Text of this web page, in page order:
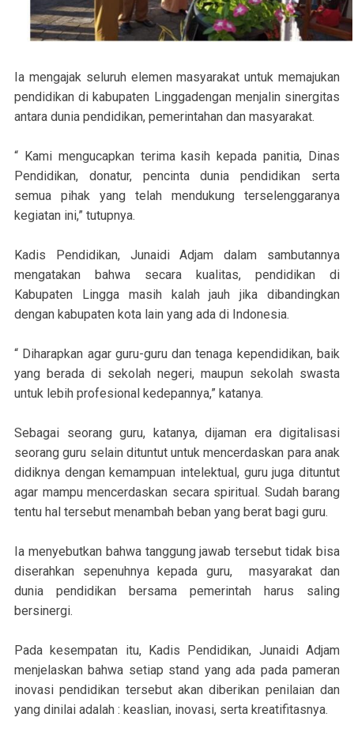
Ia mengajak seluruh elemen masyarakat untuk memajukan
pendidikan di kabupaten Linggadengan menjalin sinergitas
antara dunia pendidikan, pemerintahan dan masyarakat.
“ Kami mengucapkan terima kasih kepada panitia, Dinas
Pendidikan, donatur, pencinta dunia pendidikan serta
semua pihak yang telah mendukung terselenggaranya
kegiatan ini,” tutupnya.
Kadis Pendidikan, Junaidi Adjam dalam sambutannya
mengatakan bahwa secara kualitas, pendidikan di
Kabupaten Lingga masih kalah jauh jika dibandingkan
dengan kabupaten kota lain yang ada di Indonesia.
“ Diharapkan agar guru-guru dan tenaga kependidikan, baik
yang berada di sekolah negeri, maupun sekolah swasta
untuk lebih profesional kedepannya,” katanya.
Sebagai seorang guru, katanya, dijaman era digitalisasi
seorang guru selain dituntut untuk mencerdaskan para anak
didiknya dengan kemampuan intelektual, guru juga dituntut
agar mampu mencerdaskan secara spiritual. Sudah barang
tentu hal tersebut menambah beban yang berat bagi guru.
Ia menyebutkan bahwa tanggung jawab tersebut tidak bisa
diserahkan sepenuhnya kepada guru, masyarakat dan
dunia pendidikan bersama pemerintah harus saling
bersinergi.
Pada kesempatan itu, Kadis Pendidikan, Junaidi Adjam
menjelaskan bahwa setiap stand yang ada pada pameran
inovasi pendidikan tersebut akan diberikan penilaian dan
yang dinilai adalah : keaslian, inovasi, serta kreatifitasnya.